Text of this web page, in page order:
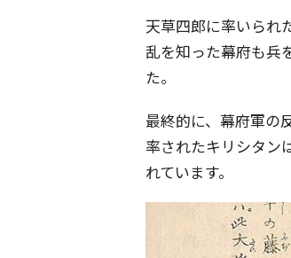
天草四郎に率いられ
乱を知った幕府も兵
た。
最終的に、幕府軍の
率されたキリシタン
れています。